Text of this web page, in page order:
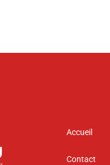
Accueil
Contact